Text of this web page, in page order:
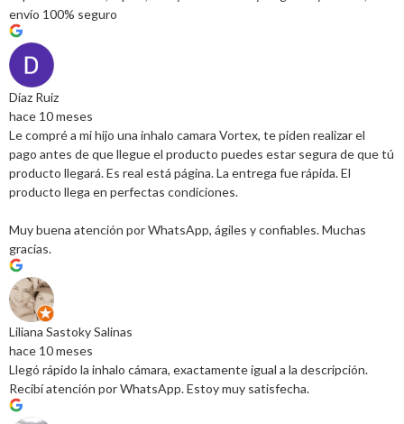
envío 100% seguro
Díaz Ruiz
hace 10 meses
Le compré a mi hijo una inhalo camara Vortex, te piden realizar el
pago antes de que llegue el producto puedes estar segura de que tú
producto llegará. Es real está página. La entrega fue rápida. El
producto llega en perfectas condiciones.
Muy buena atención por WhatsApp, ágiles y confiables. Muchas
gracias.
Liliana Sastoky Salinas
hace 10 meses
Llegó rápido la inhalo cámara, exactamente igual a la descripción.
Recibí atención por WhatsApp. Estoy muy satisfecha.